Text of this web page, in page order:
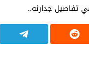
تفاصيل جدارنه..